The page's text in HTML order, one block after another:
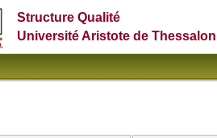
Structure Qualité
Université Aristote de